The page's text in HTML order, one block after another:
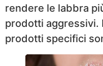
rendere le labbra
prodotti aggressivi.
prodotti specifici